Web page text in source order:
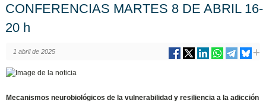
CONFERENCIAS MARTES 8 DE ABRIL 16-
20 h
1 abril de 2025
Mecanismos neurobiológicos de la vulnerabilidad y resiliencia a la adicción